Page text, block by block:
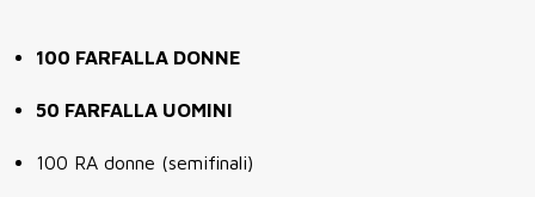
100 FARFALLA DONNE
50 FARFALLA UOMINI
100 RA donne (semifinali)